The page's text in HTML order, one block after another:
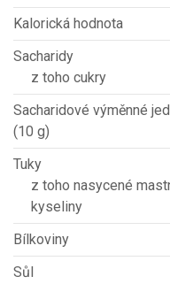
Kalorická hodnota
Sacharidy
z toho cukry
Sacharidové výměnné
(10 g)
Tuky
z toho nasycené
kyseliny
Bílkoviny
Sůl